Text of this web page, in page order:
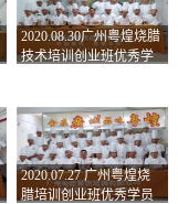
2020.08.30广州粤煌烧腊
技术培训创业班优秀学
2020.07.27 广州粤煌烧
腊培训创业班优秀学员